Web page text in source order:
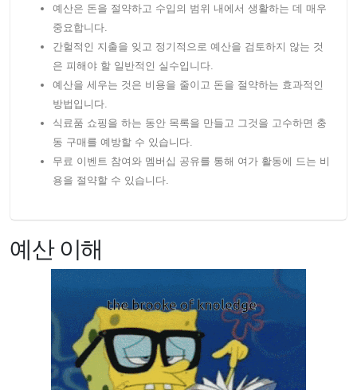
예산은 돈을 절약하고 수입의 범위 내에서 생활하는 데 매우
중요합니다.
간헐적인 지출을 잊고 정기적으로 예산을 검토하지 않는 것
은 피해야 할 일반적인 실수입니다.
예산을 세우는 것은 비용을 줄이고 돈을 절약하는 효과적인
방법입니다.
식료품 쇼핑을 하는 동안 목록을 만들고 그것을 고수하면 충
동 구매를 예방할 수 있습니다.
무료 이벤트 참여와 멤버십 공유를 통해 여가 활동에 드는 비
용을 절약할 수 있습니다.
예산 이해